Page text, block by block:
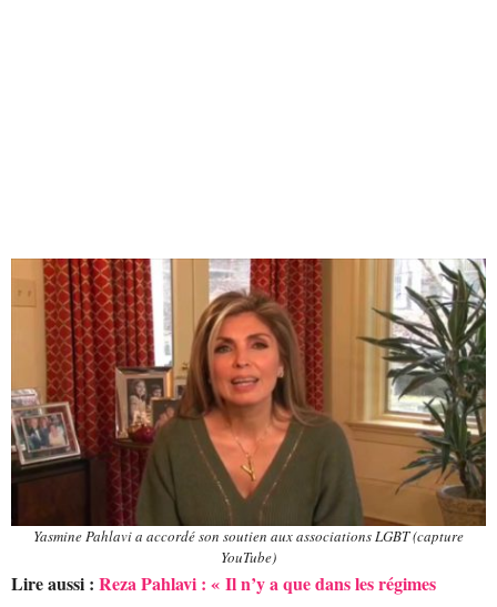
Yasmine Pahlavi a accordé son soutien aux associations LGBT (capture
YouTube)
Lire aussi : Reza Pahlavi : « Il n’y a que dans les régimes